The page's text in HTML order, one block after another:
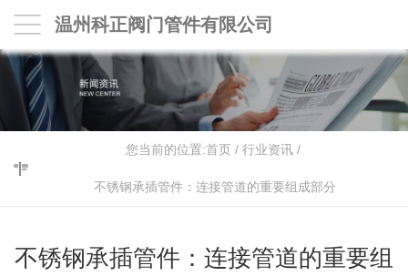
温州科正阀门管件有限公司
您当前的位置:首页/ 行业资讯/
不锈钢承插管件：连接管道的重要组成部分
不锈钢承插管件：连接管道的重要组